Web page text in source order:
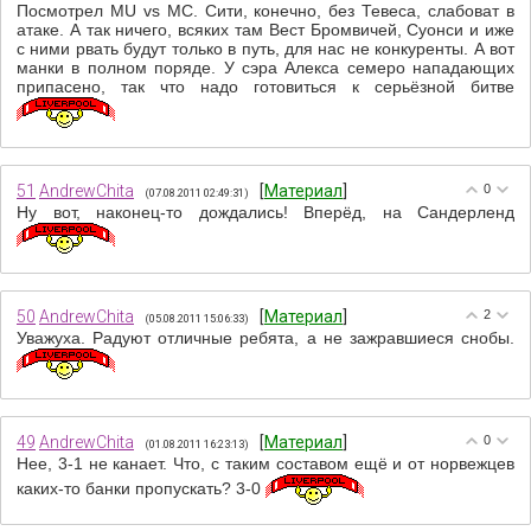
Посмотрел MU vs MC. Сити, конечно, без Тевеса, слабоват в
атаке. А так ничего, всяких там Вест Бромвичей, Суонси и иже
с ними рвать будут только в путь, для нас не конкуренты. А вот
манки в полном поряде. У сэра Алекса семеро нападающих
припасено, так что надо готовиться к серьёзной битве
0
51 AndrewChita (07.08.2011 02:49:31) [Материал
Ну вот, наконец-то дождались! Вперёд, на Сандерленд
2
50 AndrewChita (05.08.2011 15:06:33) [Материал
Уважуха. Радуют отличные ребята, а не зажравшиеся снобы.
0
49 AndrewChita (01.08.2011 16:23:13) [Материал
Нее, 3-1 не канает. Что, с таким составом ещё и от норвежцев
каких-то банки пропускать? 3-0